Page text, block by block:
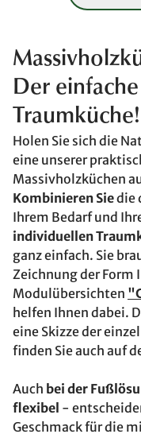
Der
Traumküche!
Holen Sie sich die
eine unserer
Massivholzküchen
Kombinieren Siedie
Ihrem Bedarf und
individuellen
ganz einfach. Sie
Zeichnung der Form
Modulübersichten
helfen Ihnen dabei.
eine Skizze der
finden Sie auch auf
Auch bei der
flexibel -
Geschmack für die